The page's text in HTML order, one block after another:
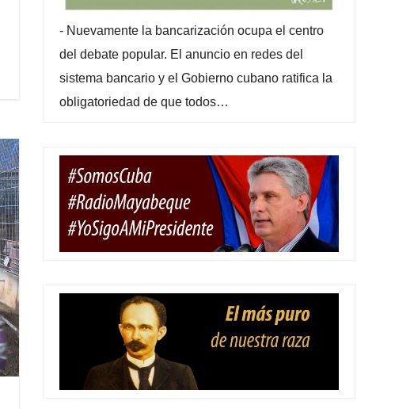
- Nuevamente la bancarización ocupa el centro
del debate popular. El anuncio en redes del
sistema bancario y el Gobierno cubano ratifica la
obligatoriedad de que todos…